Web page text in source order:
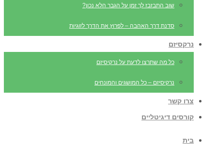
שוב התבזבז לך זמן על הגבר הלא נכון?
סדנת דרך האהבה – לפרוץ את הדרך לזוגיות
נרקסיזם
כל מה שתרצו לדעת על נרקיסיזם
נרקיסיזם – כל המושגים והמונחים
צרו קשר
קורסים דיגיטליים
בית